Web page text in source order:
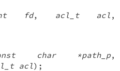
fd, acl_t acl ,
char *path_p,
acl );